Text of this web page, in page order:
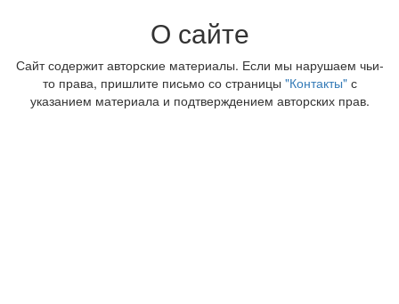
О сайте
Сайт содержит авторские материалы. Если мы нарушаем чьи-
то права, пришлите письмо со страницы "Контакты"с
указанием материала и подтверждением авторских прав.